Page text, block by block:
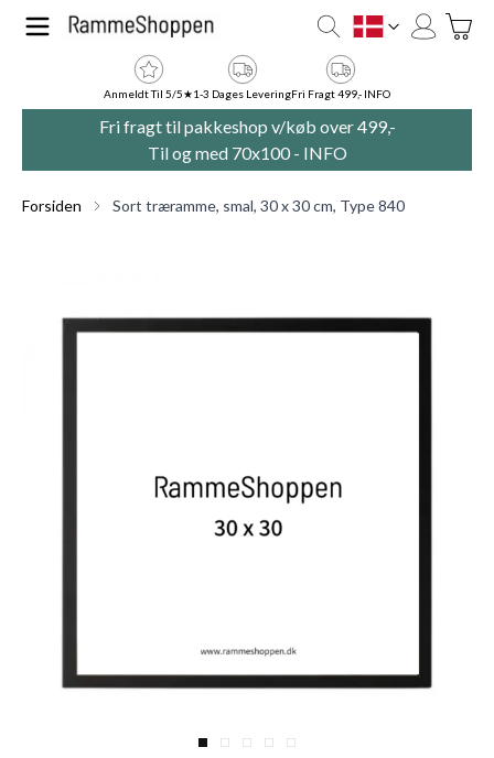
Skip to Content
DK
Anmeldt Til 5/5★1-3 Dages LeveringFri Fragt 499,- INFO
Fri fragt til pakkeshop v/køb over 499,-
Til og med 70x100 - INFO
Forsiden Sort træramme, smal, 30 x 30 cm, Type 840